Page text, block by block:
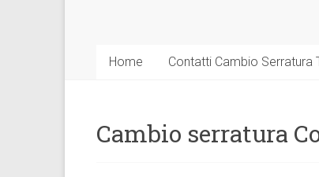
Home Contatti Cambio Serratura
Cambio serratura